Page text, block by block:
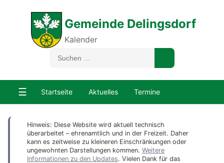
Gemeinde Delingsdorf
Kalender
☰ Startseite Aktuelles Termine
Hinweis: Diese Website wird aktuell technisch
überarbeitet – ehrenamtlich und in der Freizeit. Daher
kann es zeitweise zu kleineren Einschränkungen oder
ungewohnten Darstellungen kommen. Weitere
Informationen zu den Updates. Vielen Dank für das